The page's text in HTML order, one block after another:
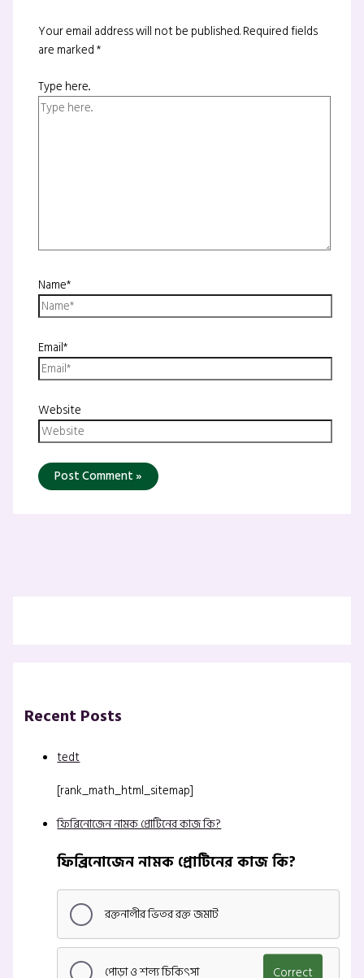
Your email address will not be published.Required fields
are marked*
Type here..
Name*
Email*
Website
Recent Posts
tedt
[rank_math_html_sitemap]
ফিব্রিনোজেন নামক প্রোটিনের কাজ কি?
ফিব্রিনোজেন নামক প্রোটিনের কাজ কি?
রক্তনালীর ভিতর রক্ত জমাট
পোড়া ও শল্য চিকিৎসা Correct